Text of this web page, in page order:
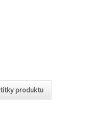
produktu